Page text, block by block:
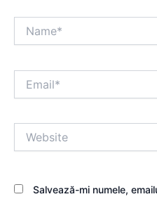
Salvează-mi numele,